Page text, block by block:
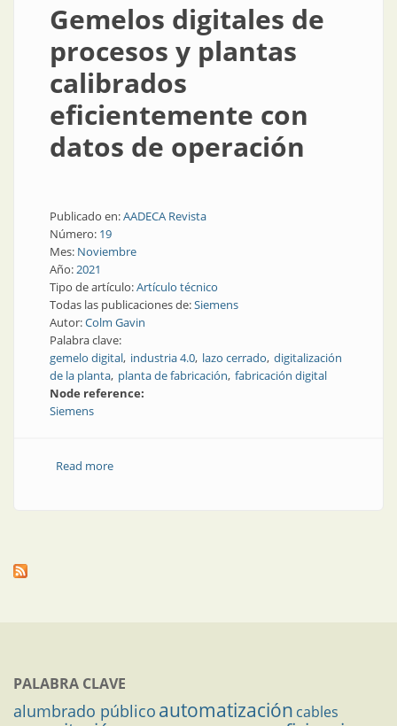
Gemelos digitales de
procesos y plantas
calibrados
eficientemente con
datos de operación
Publicado en:AADECA Revista
Número: 19
Mes: Noviembre
Año:2021
Tipo de artículo:Artículo técnico
Todas las publicaciones de:Siemens
Autor:Colm Gavin
Palabra clave:
gemelo digital industria 4.0 lazo cerrado digitalización
de la planta planta de fabricación fabricación digital
Node reference:
Siemens
Read moreabout Gemelos digitales de procesos y plantas
PALABRA CLAVE
alumbrado público automatización cables